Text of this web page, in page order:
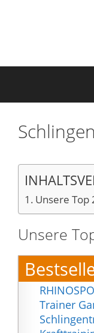
Unsere Top
Unsere
Trainer